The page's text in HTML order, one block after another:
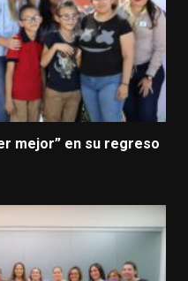
mejor” en su regreso